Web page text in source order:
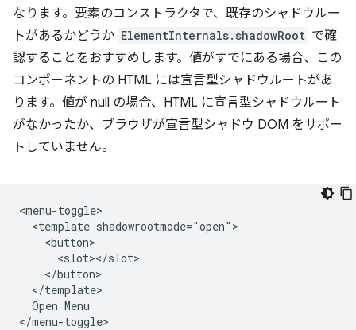
なります。要素のコンストラクタで、既存のシャドウルー
トがあるかどうか ElementInternals.shadowRoot で確
認することをおすすめします。値がすでにある場合、この
コンポーネントの HTML には宣言型シャドウルートがあ
ります。値が null の場合、HTML に宣言型シャドウルート
がなかったか、ブラウザが宣言型シャドウ DOM をサポー
トしていません。
<menu-toggle>
  <template shadowrootmode="open">
    <button>
      <slot></slot>
    </button>
  </template>
  Open Menu
</menu-toggle>